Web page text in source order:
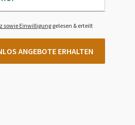
sowie Einwilligung gelesen & erteilt
ANGEBOTE ERHALTEN